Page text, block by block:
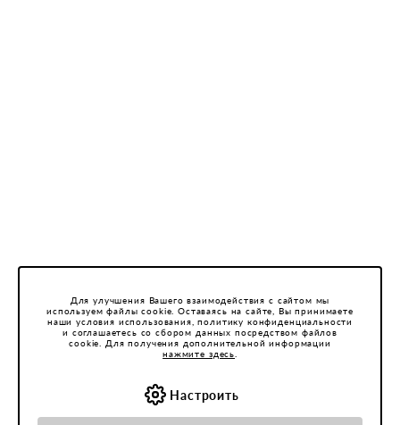
Для улучшения Вашего взаимодействия с сайтом мы
используем файлы cookie. Оставаясь на сайте, Вы принимаете
наши условия использования, политику конфиденциальности
и соглашаетесь со сбором данных посредством файлов
cookie. Для получения дополнительной информации
нажмите здесь
Настроить